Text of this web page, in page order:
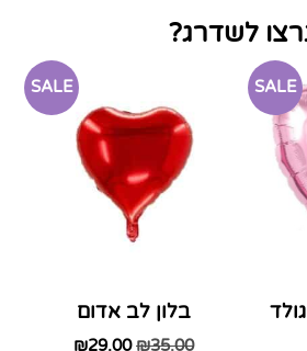
לשדרג?
SALE
SALE
בלון לב אדום
₪35.00
₪29.00